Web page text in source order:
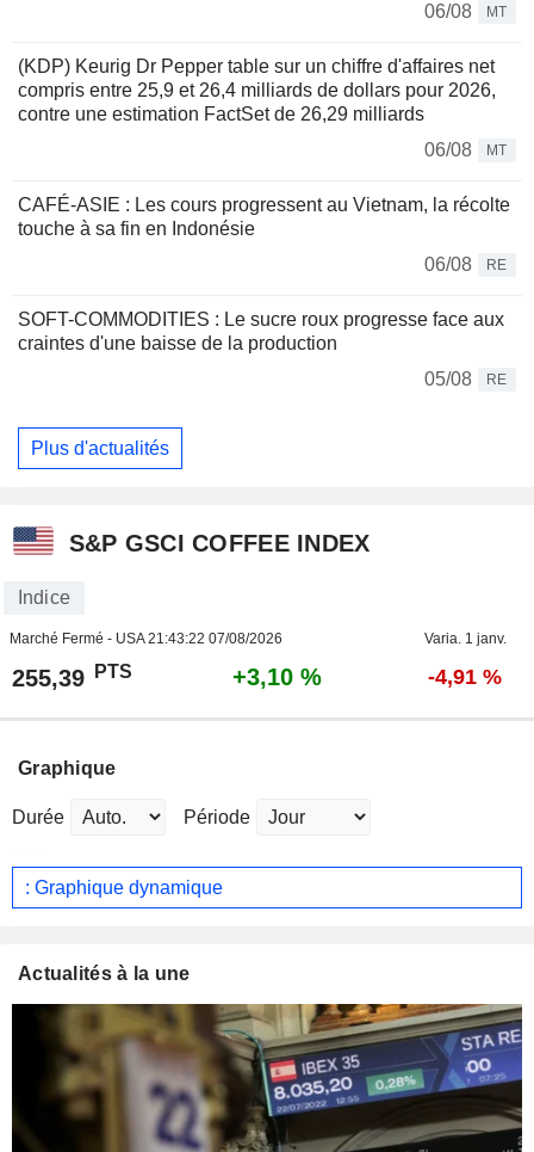
06/08
MT
(KDP) Keurig Dr Pepper table sur un chiffre d'affaires net
compris entre 25,9 et 26,4 milliards de dollars pour 2026,
contre une estimation FactSet de 26,29 milliards
06/08
MT
CAFÉ-ASIE : Les cours progressent au Vietnam, la récolte
touche à sa fin en Indonésie
06/08
RE
SOFT-COMMODITIES : Le sucre roux progresse face aux
craintes d'une baisse de la production
05/08
RE
Plus d'actualités
S&P GSCI COFFEE INDEX
Indice
Marché Fermé - USA21:43:22 07/08/2026 Varia. 1 janv.
255,39 PTS +3,10 % -4,91 %
Graphique
Durée Période
: Graphique dynamique
Actualités à la une